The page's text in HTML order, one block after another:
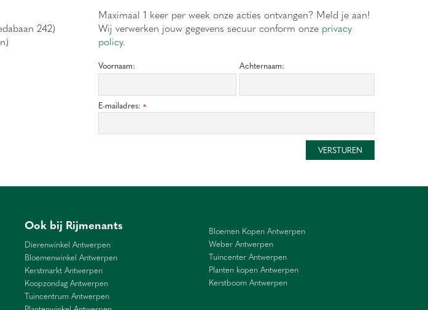
242)
Maximaal 1 keer per week onze acties ontvangen? Meld je aan!
Wij verwerken jouw gegevens secuur conform onze privacy
policy.
Voornaam: Achternaam:
E-mailadres: *
Ook bij Rijmenants
Dierenwinkel Antwerpen
Bloemenwinkel Antwerpen
Kerstmarkt Antwerpen
Koopzondag Antwerpen
Tuincentrum Antwerpen
Bloemen Kopen Antwerpen
Weber Antwerpen
Tuincenter Antwerpen
Planten kopen Antwerpen
Kerstboom Antwerpen